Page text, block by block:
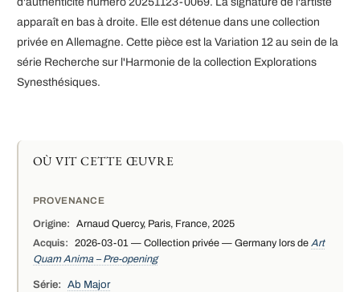
apparaît en bas à droite. Elle est détenue dans une collection
privée en Allemagne. Cette pièce est la Variation 12 au sein de la
série Recherche sur l'Harmonie de la collection Explorations
Synesthésiques.
OÙ VIT CETTE ŒUVRE
PROVENANCE
Origine:
Arnaud Quercy, Paris, France, 2025
Acquis:
2026-03-01 — Collection privée — Germany lors deArt
Quam Anima – Pre-opening
Série:
Ab Major